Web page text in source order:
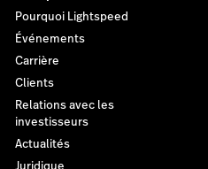
Pourquoi Lightspeed
Événements
Carrière
Clients
Relations avec les
investisseurs
Actualités